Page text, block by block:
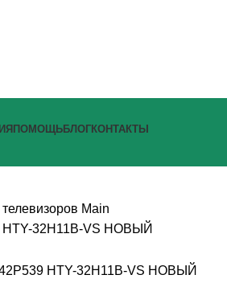
ПОМОЩЬ БЛОГ КОНТАКТЫ
Main
HTY-32H11B-VS НОВЫЙ